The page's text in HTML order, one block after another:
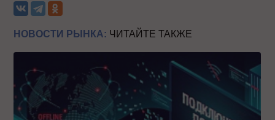
НОВОСТИ РЫНКА: ЧИТАЙТЕ ТАКЖЕ